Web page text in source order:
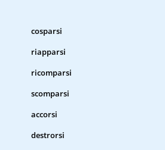
cosparsi
riapparsi
ricomparsi
scomparsi
accorsi
destrorsi